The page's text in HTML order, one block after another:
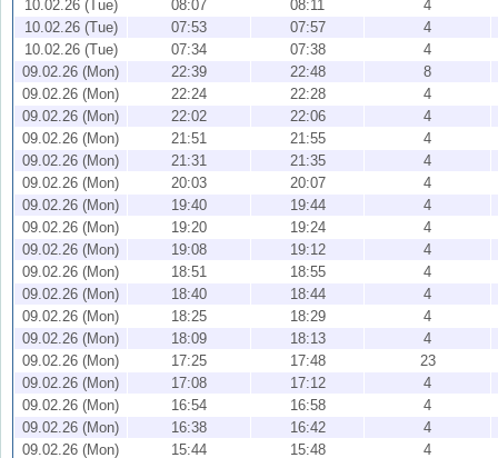
10.02.26 (Tue) 08:07 08:11
4
10.02.26 (Tue)
07:53 07:57
4
10.02.26 (Tue)
07:34 07:38
4
09.02.26 (Mon)
22:39 22:48
8
09.02.26 (Mon)
22:24 22:28
4
09.02.26 (Mon)
22:02 22:06
4
09.02.26 (Mon)
21:51 21:55
4
09.02.26 (Mon)
21:31 21:35
4
09.02.26 (Mon)
20:03 20:07
4
09.02.26 (Mon)
19:40 19:44
4
09.02.26 (Mon)
19:20 19:24
4
09.02.26 (Mon)
19:08 19:12
4
09.02.26 (Mon)
18:51 18:55
4
09.02.26 (Mon)
18:40 18:44
4
09.02.26 (Mon)
18:25 18:29
4
09.02.26 (Mon)
18:09 18:13
4
09.02.26 (Mon)
17:25 17:48
23
09.02.26 (Mon)
17:08 17:12
4
09.02.26 (Mon)
16:54 16:58
4
09.02.26 (Mon)
16:38 16:42
4
09.02.26 (Mon)
15:44 15:48
4